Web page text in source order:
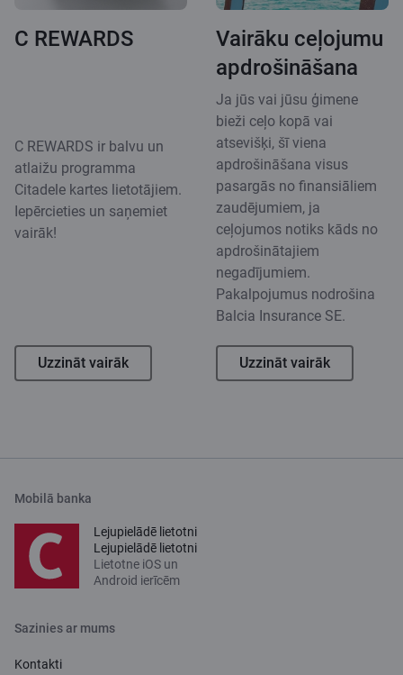
C REWARDS
C REWARDS ir balvu un
atlaižu programma
Citadele kartes lietotājiem.
Iepērcieties un saņemiet
vairāk!
Uzzināt vairāk
Vairāku ceļojumu
apdrošināšana
Ja jūs vai jūsu ģimene
bieži ceļo kopā vai
atsevišķi, šī viena
apdrošināšana visus
pasargās no finansiāliem
zaudējumiem, ja
ceļojumos notiks kāds no
apdrošinātajiem
negadījumiem.
Pakalpojumus nodrošina
Balcia Insurance SE.
Uzzināt vairāk
Mobilā banka
Lejupielādē lietotni
Lejupielādē lietotni
Lietotne iOS un
Android ierīcēm
Sazinies ar mums
Kontakti